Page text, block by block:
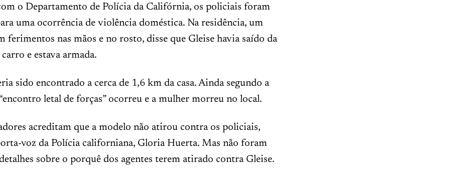
o Departamento de Polícia da Califórnia, os policiais foram
uma ocorrência de violência doméstica. Na residência, um
ferimentos nas mãos e no rosto, disse que Gleise havia saído da
e estava armada.
sido encontrado a cerca de 1,6 km da casa. Ainda segundo a
letal de forças” ocorreu e a mulher morreu no local.
acreditam que a modelo não atirou contra os policiais,
voz da Polícia californiana, Gloria Huerta. Mas não foram
sobre o porquê dos agentes terem atirado contra Gleise.